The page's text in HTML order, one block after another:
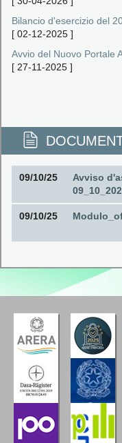
Bilancio d'esercizio del
[ 02-12-2025 ]
Avvio del Nuovo Portale
[ 27-11-2025 ]
09/10/25
Avviso
09/10/25